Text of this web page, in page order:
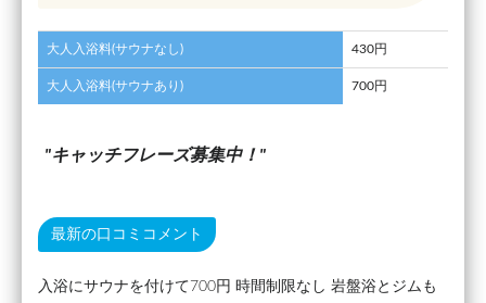
大人入浴料(サウナなし) 430円
大人入浴料(サウナあり) 700円
キャッチフレーズ募集中！
最新の口コミコメント
入浴にサウナを付けて700円 時間制限なし 岩盤浴とジムも